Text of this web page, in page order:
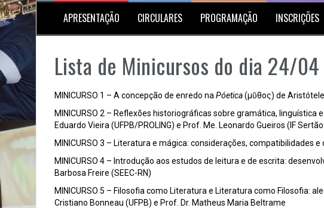
APRESENTAÇÃO CIRCULARES PROGRAMAÇÃO INSCRIÇÕES
Lista de Minicursos do dia 24/
MINICURSO 1 – A concepção de enredo na Póetica(μῦθος) de
MINICURSO 2 – Reflexões historiográficas sobre gramática, linguística
Eduardo Vieira (UFPB/PROLING) e Prof. Me. Leonardo Gueiros (IF
MINICURSO 3 – Literatura e mágica: considerações, compatibilidades
MINICURSO 4 – Introdução aos estudos de leitura e de escrita:
Barbosa Freire (SEEC-RN)
MINICURSO 5 – Filosofia como Literatura e Literatura como Filosofia:
Cristiano Bonneau (UFPB) e Prof. Dr. Matheus Maria Beltrame